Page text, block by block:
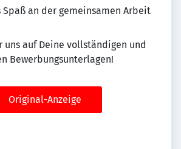
an der gemeinsamen Arbeit
uns auf Deine vollständigen und
Bewerbungsunterlagen!
Original-Anzeige